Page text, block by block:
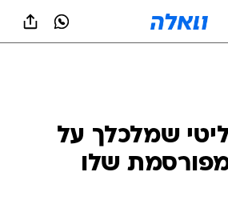
שמלכלך על
שלו